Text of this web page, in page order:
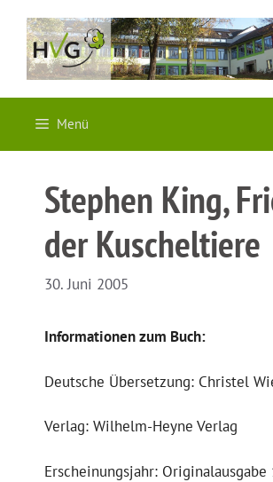
Inhalt
springen
Menü
Stephen King,
der Kuscheltiere
30. Juni 2005
Informationen zum Buch:
Deutsche Übersetzung: Christel
Verlag: Wilhelm-Heyne Verlag
Erscheinungsjahr: Originalausgabe